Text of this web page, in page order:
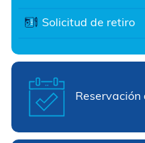
Solicitud de retiro
Reservación